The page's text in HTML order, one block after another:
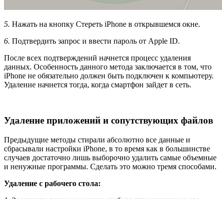
5. Нажать на кнопку Стереть iPhone в открывшемся окне.
6. Подтвердить запрос и ввести пароль от Apple ID.
После всех подтверждений начнется процесс удаления
данных. Особенность данного метода заключается в том, что
iPhone не обязательно должен быть подключен к компьютеру.
Удаление начнется тогда, когда смартфон зайдет в сеть.
Удаление приложений и сопутствующих файлов
Предыдущие методы стирали абсолютно все данные и
сбрасывали настройки iPhone, в то время как в большинстве
случаев достаточно лишь выборочно удалить самые объемные
и ненужные программы. Сделать это можно тремя способами.
Удаление с рабочего стола: